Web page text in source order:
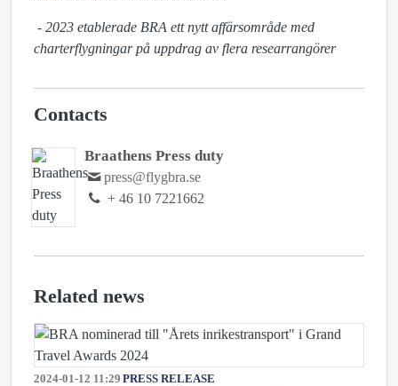
- 2023 etablerade BRA ett nytt affärsområde med
charterflygningar på uppdrag av flera researrangörer
Contacts
Braathens Press duty
press@flygbra.se
+ 46 10 7221662
Related news
2024-01-12 11:29 PRESS RELEASE